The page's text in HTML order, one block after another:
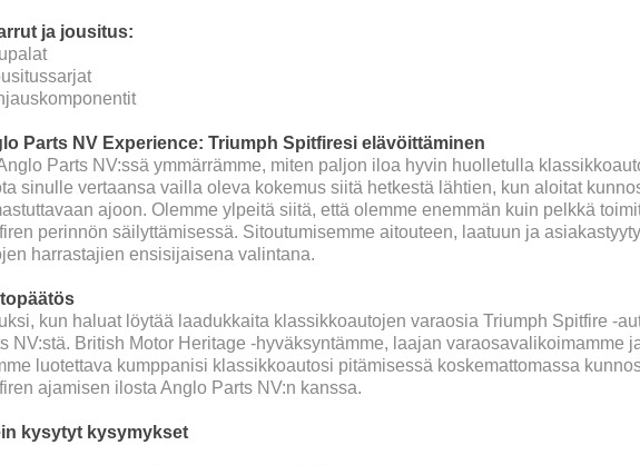
ja jousitus:
Parts NV Experience: Triumph Spitfiresi elävöittäminen
Parts NV:ssä ymmärrämme, miten paljon iloa hyvin huolletulla
sinulle vertaansa vailla oleva kokemus siitä hetkestä lähtien, kun aloitat
ajoon. Olemme ylpeitä siitä, että olemme enemmän kuin pelkkä
perinnön säilyttämisessä. Sitoutumisemme aitouteen, laatuun ja
harrastajien ensisijaisena valintana.
kun haluat löytää laadukkaita klassikkoautojen varaosia Triumph Spitfire -
NV:stä. British Motor Heritage -hyväksyntämme, laajan varaosavalikoimamme
luotettava kumppanisi klassikkoautosi pitämisessä koskemattomassa
ajamisen ilosta Anglo Parts NV:n kanssa.
kysytyt kysymykset